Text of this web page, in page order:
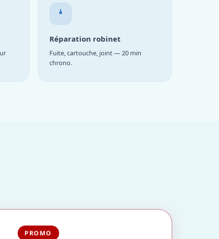
Réparation robinet
Fuite, cartouche, joint — 20 min
chrono.
PROMO